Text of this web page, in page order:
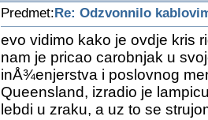
Predmet: Re: Odzvonnilo
evo vidimo kako je ovdje kris
nam je pricao carobnjak u
inÅ¾enjerstva i poslovnog
Queensland, izradio je
lebdi u zraku, a uz to se